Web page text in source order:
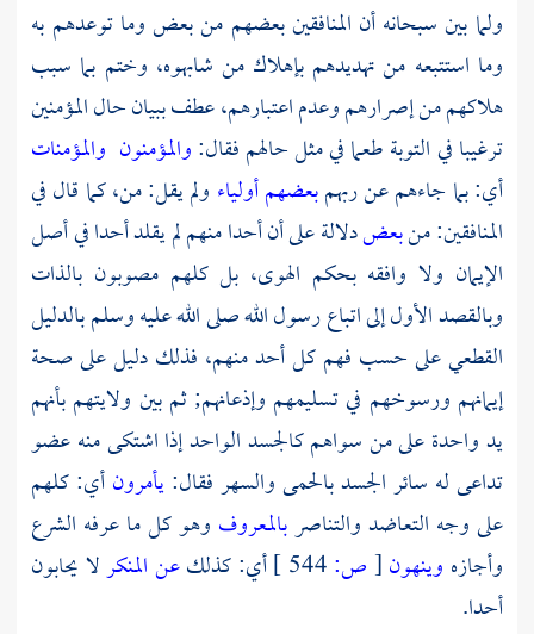
ولما بين سبحانه أن المنافقين بعضهم من بعض وما توعدهم به
وما استتبعه من تهديدهم بإهلاك من شابهوه، وختم بما سبب
هلاكهم من إصرارهم وعدم اعتبارهم، عطف ببيان حال المؤمنين
ترغيبا في التوبة طعما في مثل حالهم فقال:والمؤمنون والمؤمنات
أي: بما جاءهم عن ربهمبعضهم أولياء ولم يقل: من، كما قال في
المنافقين: منبعضدلالة على أن أحدا منهم لم يقلد أحدا في أصل
الإيمان ولا وافقه بحكم الهوى، بل كلهم مصوبون بالذات
وبالقصد الأول إلى اتباع رسول الله صلى الله عليه وسلم بالدليل
القطعي على حسب فهم كل أحد منهم، فذلك دليل على صحة
إيمانهم ورسوخهم في تسليمهم وإذعانهم; ثم بين ولايتهم بأنهم
يد واحدة على من سواهم كالجسد الواحد إذا اشتكى منه عضو
تداعى له سائر الجسد بالحمى والسهر فقال:يأمرونأي: كلهم
على وجه التعاضد والتناصربالمعروف وهو كل ما عرفه الشرع
وأجازه وينهون[ص: أي: كذلكعن المنكرلا يحابون
أحدا.